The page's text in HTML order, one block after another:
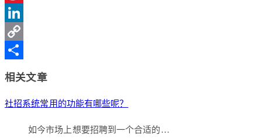
Sina
Weibo
LinkedIn
Copy
相关文章
社招系统常用的功能有哪些呢？
如今市场上想要招聘到一个合适的…